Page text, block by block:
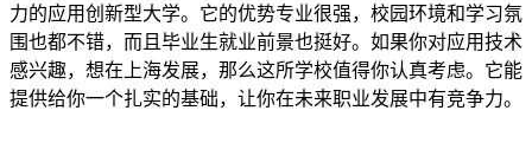
力的应用创新型大学。它的优势专业很强，校园环境和学习氛
围也都不错，而且毕业生就业前景也挺好。如果你对应用技术
感兴趣，想在上海发展，那么这所学校值得你认真考虑。它能
提供给你一个扎实的基础，让你在未来职业发展中有竞争力。